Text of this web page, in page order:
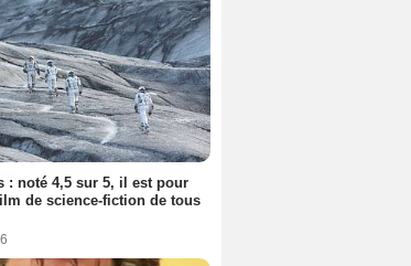
: noté 4,5 sur 5, il est pour
de science-fiction de tous